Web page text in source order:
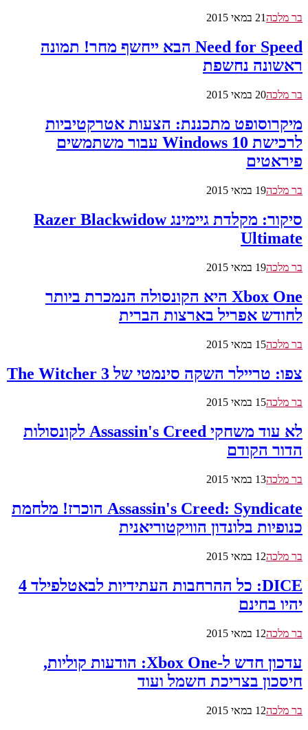
בר מלכה21 במאי 2015
Need for Speed הבא ייחשף מחר! תמונה
ראשונה נחשפת
בר מלכה20 במאי 2015
מיקרוסופט מתכננת: הצעות אטרקטיביות
לרכישת Windows 10 עבור משתמשים
פיראטים
בר מלכה19 במאי 2015
סיקור: מקלדת גיימינג Razer Blackwidow
Ultimate
בר מלכה19 במאי 2015
Xbox One היא הקונסולה הנמכרת ביותר
לחודש אפריל בארצות הברית
בר מלכה15 במאי 2015
צפו: טריילר השקה סינמטי של The Witcher 3
בר מלכה15 במאי 2015
לא עוד משחקי Assassin's Creed לקונסולות
הדור הקודם
בר מלכה13 במאי 2015
Assassin's Creed: Syndicate הוכרז! מלחמת
כנופיות בלונדון הוויקטוריאנית
בר מלכה12 במאי 2015
DICE: כל ההרחבות העתידיות לבאטלפילד 4
יהיו בחינם
בר מלכה12 במאי 2015
עדכון חדש ל-Xbox One: הודעות קוליות,
חיסכון בצריכת חשמל ועוד
בר מלכה12 במאי 2015